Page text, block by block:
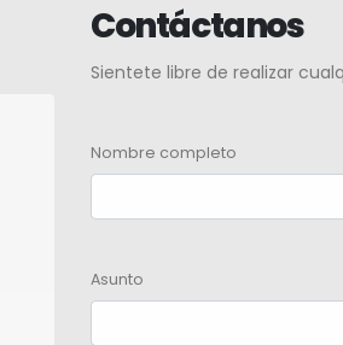
Contáctanos
Sientete libre de realizar
Nombre completo
Asunto